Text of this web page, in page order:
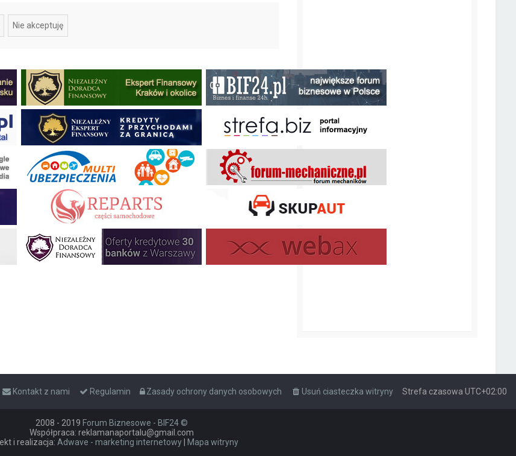
Strefa czasowa UTC+02:00
Usuń ciasteczka witryny
Zasady ochrony danych osobowych
Regulamin
Kontakt z nami
2008 - 2019 Forum Biznesowe - BIF24 ©
Współpraca: reklamanaportalu@gmail.com
i realizacja: Adwave - marketing internetowy Mapa witryny